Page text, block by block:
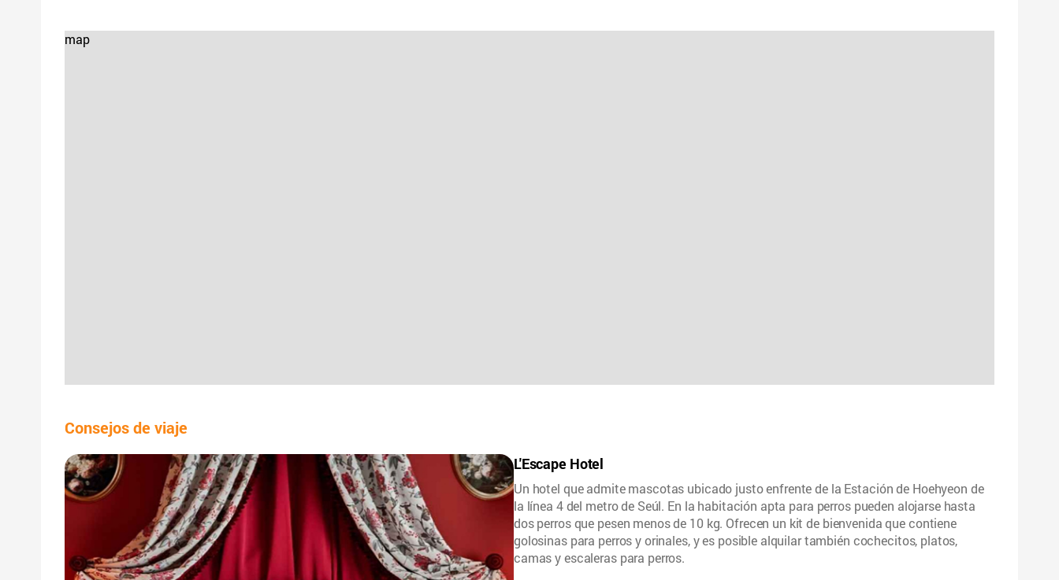
map
Consejos de viaje
L'Escape Hotel
Un hotel que admite mascotas ubicado justo enfrente de la Estación de Hoehyeon de
la línea 4 del metro de Seúl. En la habitación apta para perros pueden alojarse hasta
dos perros que pesen menos de 10 kg. Ofrecen un kit de bienvenida que contiene
golosinas para perros y orinales, y es posible alquilar también cochecitos, platos,
camas y escaleras para perros.